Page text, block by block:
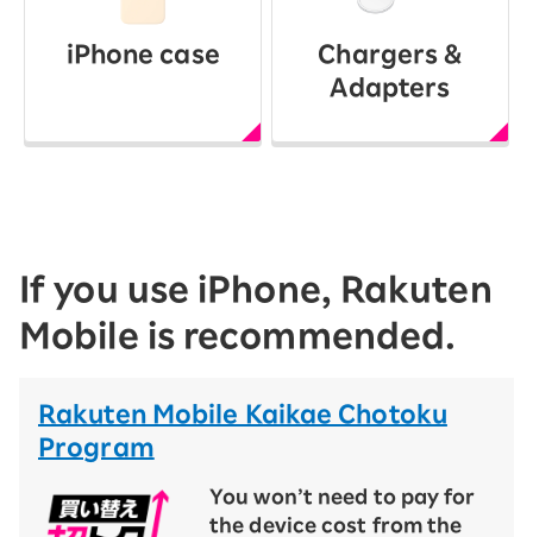
iPhone case
Chargers &
Adapters
If you use iPhone, Rakuten
Mobile is recommended.
Rakuten Mobile Kaikae Chotoku
Program
You won’t need to pay for
the device cost from the